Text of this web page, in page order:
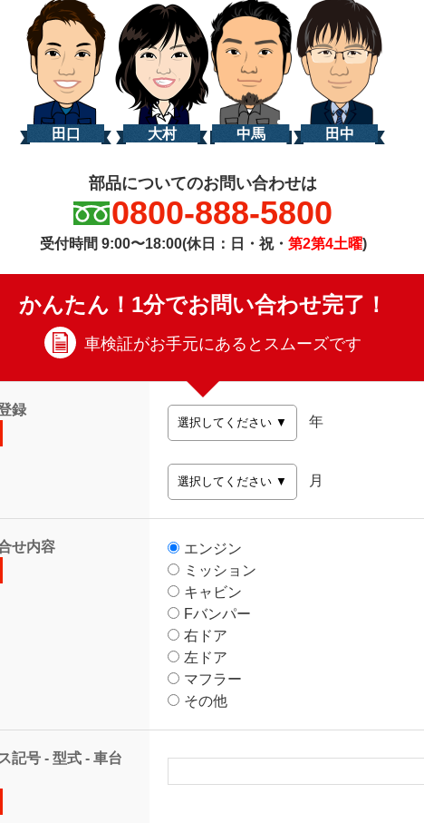
田口 大村 中馬 田中
部品についてのお問い合わせは
0800-888-5800
受付時間 9:00〜18:00(休日：日・祝・ 第2第4土曜)
かんたん！1分でお問い合わせ完了！
車検証がお手元にあるとスムーズです
録
年
月
せ内容
エンジン
ミッション
キャビン
Fバンパー
右ドア
左ドア
マフラー
その他
記号 - 型式 - 車台